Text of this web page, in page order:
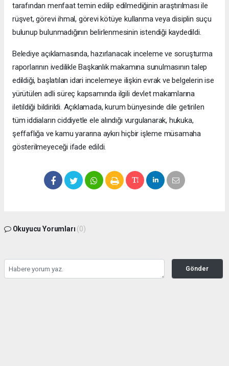
tarafından menfaat temin edilip edilmediğinin araştırılması ile
rüşvet, görevi ihmal, görevi kötüye kullanma veya disiplin suçu
bulunup bulunmadığının belirlenmesinin istendiği kaydedildi.
Belediye açıklamasında, hazırlanacak inceleme ve soruşturma
raporlarının ivedilikle Başkanlık makamına sunulmasının talep
edildiği, başlatılan idari incelemeye ilişkin evrak ve belgelerin ise
yürütülen adli süreç kapsamında ilgili devlet makamlarına
iletildiği bildirildi. Açıklamada, kurum bünyesinde dile getirilen
tüm iddiaların ciddiyetle ele alındığı vurgulanarak, hukuka,
şeffaflığa ve kamu yararına aykırı hiçbir işleme müsamaha
gösterilmeyeceği ifade edildi.
Okuyucu Yorumları (0)
Gönder